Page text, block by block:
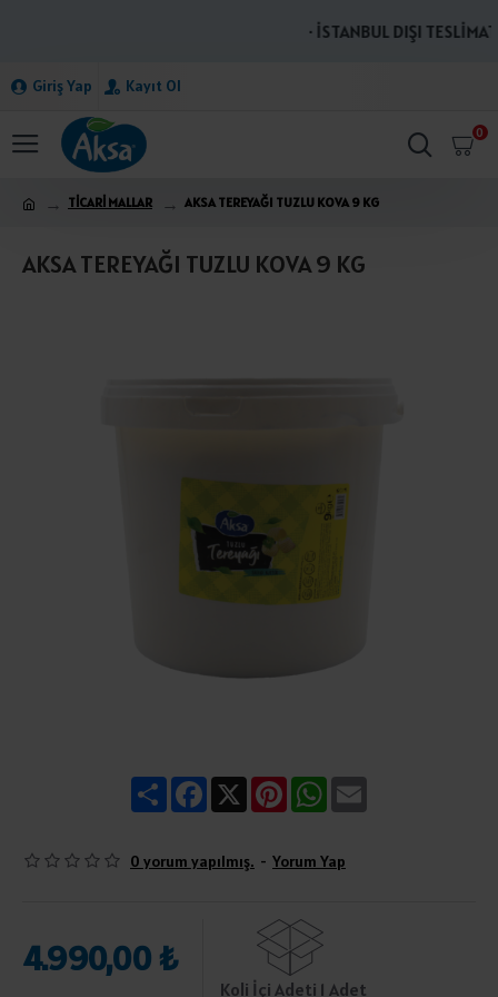
· İSTANBUL DIŞI
Giriş Yap Kayıt Ol
0
TİCARİ MALLAR AKSA TEREYAĞI TUZLU KOVA 9 KG
AKSA TEREYAĞI TUZLU KOVA 9 KG
ShareFacebook
X PinterestWhatsApp
0 yorum yapılmış. - Yorum Yap
4.990,00 ₺
Koli İçi Adeti 1 Adet